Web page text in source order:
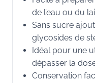
de l’eau ou du
Sans sucre
glycosides de
Idéal pour une
dépasser la
Conservation